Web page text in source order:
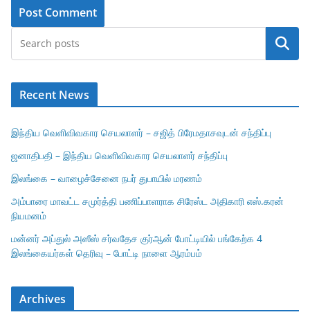
Search
Recent News
இந்திய வெளிவிவகார செயலாளர் – சஜித் பிரேமதாசவுடன் சந்திப்பு
ஜனாதிபதி – இந்திய வெளிவிவகார செயலாளர் சந்திப்பு
இலங்கை – வாழைச்சேனை நபர் துபாயில் மரணம்
அம்பாரை மாவட்ட சமுர்த்தி பணிப்பாளராக சிரேஸ்ட அதிகாரி எஸ்.கரன்
நியமனம்
மன்னர் அப்துல் அஸீஸ் சர்வதேச குர்ஆன் போட்டியில் பங்கேற்க 4
இலங்கையர்கள் தெரிவு – போட்டி நாளை ஆரம்பம்
Archives